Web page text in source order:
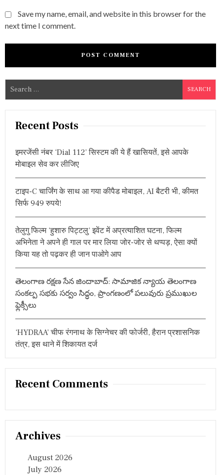
Save my name, email, and website in this browser for the
next time I comment.
a
Recent Posts
इमरजेंसी नंबर ‘Dial 112’ सिस्टम की ये हैं खासियतें, इसे आपके
मोबाइल सेव कर लीजिए
टाइप-C चार्जिंग के साथ आ गया कीपैड मोबाइल, AI बैटरी भी, कीमत
सिर्फ 949 रुपये!
तेलुगु फिल्म ‘हुशारु पिट्टलु’ इवेंट में अप्रत्याशित घटना, फिल्म
अभिनेता ने अपने ही गाल पर मार लिया जोर-जोर से थप्पड़, ऐसा क्यों
किया यह तो पढ़कर ही जान पाओगे आप
తెలంగాణ రక్షణ సేన జిందాబాద్: సామాజిక న్యాయ తెలంగాణ
సంకల్ప సభకు సర్వం సిద్ధం, ప్రాంగణంలో పలువురు ప్రముఖుల
ఫ్లెక్సీలు
‘HYDRAA’ चीफ रंगनाथ के सिग्नेचर की फोर्जरी, हैरान प्रशासनिक
तंत्र, इस थाने में शिकायत दर्ज
Recent Comments
Archives
August 2026
July 2026